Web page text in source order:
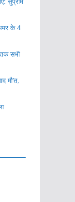
के 4
तक सभी
मौ’त,